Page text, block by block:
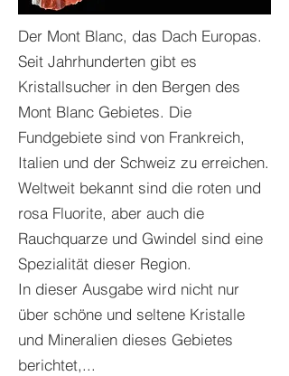
Der Mont Blanc, das Dach Europas.
Seit Jahrhunderten gibt es
Kristallsucher in den Bergen des
Mont Blanc Gebietes. Die
Fundgebiete sind von Frankreich,
Italien und der Schweiz zu erreichen.
Weltweit bekannt sind die roten und
rosa Fluorite, aber auch die
Rauchquarze und Gwindel sind eine
Spezialität dieser Region.
In dieser Ausgabe wird nicht nur
über schöne und seltene Kristalle
und Mineralien dieses Gebietes
berichtet,...